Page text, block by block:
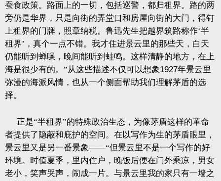
蚕食政策。路面上的一切，包括巡警，都归租界。路的两
旁仍是华界，只是向街的弄堂口和房屋向街的大门，得钉
上租界的门牌，照章纳税。鲁迅先生把越界筑路称作‘半
租界’，真个一点不错。我才住进景云里的那些天，白天
仍能听到蝉噪，晚间能听到蛙鸣。这样清静的地方，在上
海是很少有的。”从这些描述不仅可以想象1927年景云里
弥漫的海派风情，也从一个侧面帮助我们理解茅盾的选
择。
正是“半租界”的特殊政治生态，为像茅盾这样的革命
者提供了隐蔽和庇护的空间。在以写作为生的茅盾眼里，
景云里又是另一番景象——“但景云里不是一个写作的好
环境。时值夏季，里内住户，晚饭后便在门外乘凉，男女
老小，笑声哭声，闹成一片。与景云里我的家只有一墙之